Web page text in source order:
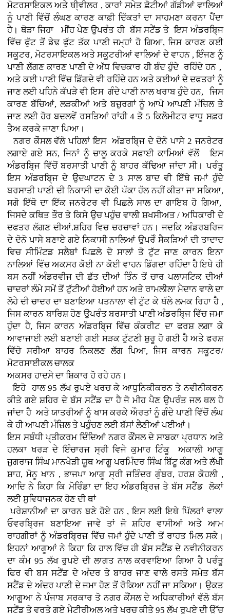
ਮੋਟਰਸਾਇਕਲ ਅਤੇ ਥੀ੍ਵੀਲਰ , ਕਾਰਾਂਸਮੇਤ ਛੋਟੀਆਂ ਗੱਡੀਆਂ ਵਾਲਿਆਂ
ਨੂੰ ਪਾਣੀ ਵਿੱਚੋਂ ਲੰਘਣ ਕਾਰਣ ਕਾਫ਼ੀ ਦਿੱਕਤਾਂ ਦਾ ਸਾਹਮਣਾ ਕਰਨਾ ਪੈਂਦਾ
ਹੈ। ਥੋੜਾ ਜਿਹਾ ਮੀਂਹ ਪੈਣ ਉਪਰੰਤ ਹੀ ਬੱਸ ਸਟੈਂਡ ਤੇ ਇਸ ਅੰਡਰਬਿ੍ਜ
ਵਿੱਚ ਫੁੱਟ ਤੋਂ ਡੇਢ ਫੁੱਟ ਤੱਕ ਪਾਣੀ ਜਮ੍ਹਾਂ ਹੋ ਗਿਆ, ਜਿਸ ਕਾਰਣ ਕਈ
ਸਕੂਟਰ, ਮੋਟਰਸਾਇਕਲ ਅਤੇ ਸਕੂਟਰੀਆਂ ਵਾਲਿਆਂ ਦੇ ਵਾਹਨ , ਇੰਜਣ ਨੂੰ
ਪਾਣੀ ਲੱਗਣ ਕਾਰਣ ਪਾਣੀ ਦੇ ਅੱਧ ਵਿਚਕਾਰ ਹੀ ਬੰਦ ਹੁੰਦੇ ਰਹਿੰਦੇ ਹਨ ,
ਅਤੇ ਕਈ ਪਾਣੀ ਵਿੱਚ ਡਿੱਗਦੇ ਵੀ ਰਹਿੰਦੇ ਹਨ ਅਤੇ ਕਈਆਂ ਦੇ ਦਫਤਰਾਂ ਨੂੰ
ਜਾਣ ਲਈ ਪਹਿਨੇ ਕੱਪੜੇ ਵੀ ਇਸ ਗੰਦੇ ਪਾਣੀ ਨਾਲ ਖਰਾਬ ਹੁੰਦੇ ਹਨ, ਜਿਸ
ਕਾਰਣ ਬੱਚਿਆਂ, ਲੜਕੀਆਂ ਅਤੇ ਬਜ਼ੁਰਗਾਂ ਨੂੰ ਆਪੋ ਆਪਣੀ ਮੰਜ਼ਿਲ ਤੇ
ਜਾਣ ਲਈ ਹੋਰ ਬਦਲਵੇਂ ਰਸਤਿਆਂ ਰਾਂਹੀ 4 ਤੋ 5 ਕਿਲੋਮੀਟਰ ਵਾਧੂ ਸਫ਼ਰ
ਤੈਅ ਕਰਕੇ ਜਾਣਾ ਪਿਆ।
ਨਗਰ ਕੌਸਲ ਵੱਲੋ ਪਹਿਲਾਂ ਇਸ ਅੰਡਰਬਿ੍ਜ ਦੇ ਦੋਨੋ ਪਾਸੇ 2 ਜਨਰੇਟਰ
ਲਗਾਏ ਗਏ ਸਨ, ਜਿਨਾਂ ਨੂੰ ਚਾਲੂ ਕਰਕੇ ਸਫਾਈ ਕਾਮਿਆਂ ਵੱਲੋਂ ਇਸ
ਅੰਡਰਬਿ੍ਜ ਵਿੱਚੋਂ ਬਰਸਾਤੀ ਪਾਣੀ ਨੂੰ ਬਾਹਰ ਕੱਢਿਆ ਜਾਂਦਾ ਸੀ। ਪਰੰਤੂ
ਇਸ ਅੰਡਰਬਿ੍ਜ ਦੇ ਉਦਘਾਟਨ ਦੇ 3 ਸਾਲ ਬਾਦ ਵੀ ਇੱਥੇ ਜਮਾਂ ਹੁੰਦੇ
ਬਰਸਾਤੀ ਪਾਣੀ ਦੀ ਨਿਕਾਸੀ ਦਾ ਕੋਈ ਪੱਕਾ ਹੱਲ ਨਹੀਂ ਕੀਤਾ ਜਾ ਸਕਿਆ,
ਸਗੋ ਇੱਥੋ ਦਾ ਇੱਕ ਜਨਰੇਟਰ ਵੀ ਪਿਛਲੇ ਸਾਲ ਦਾ ਗਾਇਬ ਹੋ ਗਿਆ,
ਜਿਸਦੇ ਕਥਿਤ ਤੌਰ ਤੇ ਕਿਸੇ ਉਚ ਪਹੁੰਚ ਵਾਲੀ ਸ਼ਖਸੀਅਤ / ਅਧਿਕਾਰੀ ਦੇ
ਦਫਤਰ ਲੱਗਣ ਦੀਆਂ.ਸ਼ਹਿਰ ਵਿਚ ਚਰਚਾਵਾਂ ਹਨ। ਜਦਕਿ ਅੰਡਰਬਰਿਜ
ਦੇ ਦੋਨੋ ਪਾਸੇ ਬਣਾਏ ਗਏ ਨਿਕਾਸੀ ਨਾਲਿਆਂ ਉਪਰੋੰ ਸੈਕੜਿਆਂ ਦੀ ਤਾਦਾਦ
ਵਿਚ ਸੀਮਿੰਟਡ ਸਲੈਬਾਂ ਪਿਛਲੇ ਦੋ ਸਾਲਾਂ ਤੋ ਟੁੱਟ ਜਾਣ ਕਾਰਨ ਇਨਾ
ਨਾਲਿਆਂ ਵਿੱਚ ਅਕਸਰ ਕੋਈ ਨਾ ਕੋਈ ਵਾਹਨ ਡਿੱਗਦਾ ਰਹਿੰਦਾ ਹੈ ਇਥੇ ਹੀ
ਬਸ ਨਹੀਂ ਅੰਡਰਵੀਜ ਦੀ ਛੱਤ ਦੀਆਂ ਤਿੰਨ ਤੋਂ ਚਾਰ ਪਲਾਸਟਿਕ ਦੀਆਂ
ਚਾਦਰਾਂ ਲੰਮੇ ਸਮੇਂ ਤੋਂ ਟੁੱਟੀਆਂ ਹੋਈਆਂ ਹਨ ਅਤੇ ਰਾਮਲੀਲਾ ਮੈਦਾਨ ਵਾਲੇ ਦਾ
ਲੋਹੇ ਦੀ ਚਾਦਰ ਦਾ ਬਣਾਇਆ ਪਤਨਾਲਾ ਵੀ ਟੁੱਟ ਕੇ ਥੱਲੇ ਲਮਕ ਰਿਹਾ ਹੈ ,
ਜਿਸ ਕਾਰਨ ਬਾਰਿਸ਼ ਹੋਣ ਉਪਰੰਤ ਬਰਸਾਤੀ ਪਾਣੀ ਅੰਡਰਬਿ੍ਜ ਵਿੱਚ ਜਮਾ
ਹੁੰਦਾ ਹੈ, ਜਿਸ ਕਾਰਨ ਅੰਡਰਬਿ੍ਜ ਵਿੱਚ ਕੰਕਰੀਟ ਦਾ ਫਰਸ਼ ਲਗਾ ਕੇ
ਆਵਾਜਾਈ ਲਈ ਬਣਾਈ ਗਈ ਸੜਕ ਟੁੱਟਣੀ ਸ਼ੁਰੂ ਹੋ ਗਈ ਹੈ ਅਤੇ ਫਰਸ਼
ਵਿੱਚੋ ਸਰੀਆ ਬਾਹਰ ਨਿਕਲਣ ਲੱਗ ਪਿਆ, ਜਿਸ ਕਾਰਨ ਸਕੂਟਰ/
ਮੋਟਰਸਾਈਕਲ ਚਾਲਕ
ਅਕਸਰ ਹਾਦਸੇ ਦਾ ਸ਼ਿਕਾਰ ਹੋ ਰਹੇ ਹਨ।
ਇਹੋ ਹਾਲ 95 ਲੱਖ ਰੁਪਏ ਖਰਚ ਕੇ ਆਧੁਨਿਕੀਕਰਨ ਤੇ ਨਵੀਨੀਕਰਨ
ਕੀਤੇ ਗਏ ਸ਼ਹਿਰ ਦੇ ਬੱਸ ਸਟੈਂਡ ਦਾ ਹੈ ਜੋ ਮੀਹ ਪੈਣ ਉਪਰੰਤ ਜਲ ਥਲ ਹੋ
ਜਾਂਦਾ ਹੈ ਅਤੇ ਯਾਤਰੀਆਂ ਨੂੰ ਖਾਸ ਕਰਕੇ ਔਰਤਾਂ ਨੂੰ ਗੰਦੇ ਪਾਣੀ ਵਿੱਚੋਂ ਲੰਘ
ਕੇ ਹੀ ਆਪਣੀ ਮੰਜ਼ਿਲ ਤੇ ਪਹੁੰਚਣ ਲਈ ਬੱਸਾਂ ਲੈਣੀਆਂ ਪਈਆਂ।
ਇਸ ਸਬੰਧੀ ਪ੍ਤੀਕਰਮ ਦਿੰਦਿਆਂ ਨਗਰ ਕੌਂਸਲ ਦੇ ਸਾਬਕਾ ਪ੍ਰਧਾਨ ਅਤੇ
ਹਲਕਾ ਖਰੜ ਦੇ ਇੰਚਾਰਜ ਸ੍ਰੀ ਵਿਜੇ ਕੁਮਾਰ ਟਿੰਕੂ ਅਕਾਲੀ ਆਗੂ
ਜੁਗਰਾਜ ਸਿੰਘ ਮਾਨਖੇੜੀ ਯੂਥ ਆਗੂ ਪਰਮਿੰਦਰ ਸਿੰਘ ਬਿੱਟੂ ਕੰਗ ਅਤੇ ਲੱਖੀ
ਸ਼ਾਹ, ਮੋਨੂ ਖਾਨ , ਭਾਜਪਾ ਆਗੂ ਸ੍ਰੀ ਜਤਿੰਦਰ ਗੁੰਬਰ, ਹਰਸ਼ ਕੋਹਲੀ ,
ਆਦਿ ਨੇ ਕਿਹਾ ਕਿ ਮੋਰਿੰਡਾ ਦਾ ਇਹ ਅੰਡਰਬ੍ਰਿਜ਼ ਤੇ ਬੱਸ ਸਟੈਂਡ ਲੋਕਾਂ
ਲਈ ਸੁਵਿਧਾਜਨਕ ਹੋਣ ਦੀ ਥਾਂ
ਪਰੇਸ਼ਾਨੀਆਂ ਦਾ ਕਾਰਨ ਬਣੇ ਹੋਏ ਹਨ , ਇਸ ਲਈ ਇਥੇ ਪਿੱਲਰਾਂ ਵਾਲਾ
ਓਵਰਬ੍ਰਿਜ ਬਣਾਇਆ ਜਾਵੇ ਤਾਂ ਜੋ ਸ਼ਹਿਰ ਵਾਸੀਆਂ ਅਤੇ ਆਮ
ਰਾਹਗੀਰਾਂ ਨੂੰ ਅੰਡਰਬ੍ਰਿਜ਼ ਵਿੱਚ ਜਮਾਂ ਹੁੰਦੇ ਪਾਣੀ ਤੋਂ ਰਾਹਤ ਮਿਲ ਸਕੇ।
ਇਹਨਾਂ ਆਗੂਆਂ ਨੇ ਕਿਹਾ ਕਿ ਹਾਲ ਵਿੱਚ ਹੀ ਬੱਸ ਸਟੈਂਡ ਦੇ ਨਵੀਨੀਕਰਨ
ਦਾ ਕੰਮ 95 ਲੱਖ ਰੁਪਏ ਦੀ ਲਾਗਤ ਨਾਲ ਕਰਵਾਇਆ ਗਿਆ ਹੈ ਪਰੰਤੂ
ਫਿਰ ਵੀ ਬਸ ਸਟੈਂਡ ਦੇ ਅੰਦਰ ਤੇ ਬਾਹਰ ਜਾਣ ਵਾਲੇ ਰਸਤੇ ਸਮੇਤ ਬੱਸ
ਸਟੈਂਡ ਦੇ ਅੰਦਰ ਪਾਣੀ ਦੇ ਜਮਾ ਹੋਣ ਤੋਂ ਰੋਕਿਆ ਨਹੀਂ ਜਾ ਸਕਿਆ। ਉਕਤ
ਆਗੂਆ ਨੇਪੰਜਾਬ ਸਰਕਾਰ ਤੋ ਨਗਰ ਕੌਂਸਲ ਦੇ ਅਧਿਕਾਰੀਆਂ ਵੱਲੋਬੱਸ
ਸਟੈਂਡ ਤੇ ਵਰਤੇ ਗਏ ਮੈਟੀਰੀਅਲ ਅਤੇ ਖਰਚ ਕੀਤੇ 95 ਲੱਖ ਰੁਪਏ ਦੀ ਉੱਚ